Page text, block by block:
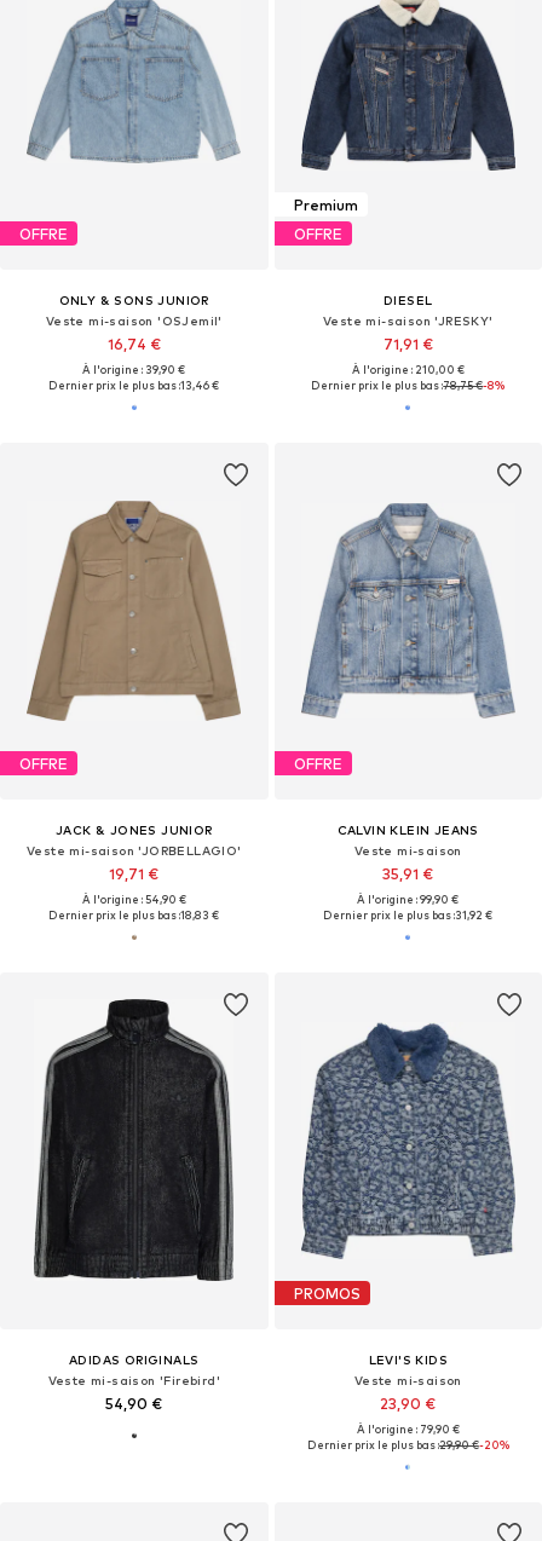
OFFRE
ONLY & SONS JUNIOR
Veste mi-saison 'OSJemil'
16,74 €
À l'origine : 39,90 €
Dernier prix le plus bas :13,46 €
Premium
OFFRE
DIESEL
Veste mi-saison 'JRESKY'
71,91 €
À l'origine : 210,00 €
Dernier prix le plus bas :78,75 €-8%
OFFRE
JACK & JONES JUNIOR
Veste mi-saison 'JORBELLAGIO'
19,71 €
À l'origine : 54,90 €
Dernier prix le plus bas :18,83 €
OFFRE
CALVIN KLEIN JEANS
Veste mi-saison
35,91 €
À l'origine : 99,90 €
Dernier prix le plus bas :31,92 €
ADIDAS ORIGINALS
Veste mi-saison 'Firebird'
54,90 €
PROMOS
LEVI'S KIDS
Veste mi-saison
23,90 €
À l'origine : 79,90 €
Dernier prix le plus bas :29,90 €-20%